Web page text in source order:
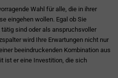
Wahl für alle, die in ihrer
eingehen wollen. Egal ob Sie
sind oder als anspruchsvoller
wird Ihre Erwartungen nicht nur
beeindruckenden Kombination aus
ist er eine Investition, die sich